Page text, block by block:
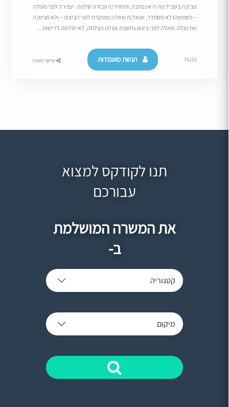
מבין/ה בשביל מה היא נכתבה, ומחזיר/ה עבודה שלמה.· עצירה לפני פעולה
– כשמשהו לא מסתדר, שואל/ת שאלה ממוקדת לפני הביצוע – ולא מגיש/ה
ואז מגלה.שאלה לפני ביצוע נחשבת אצלנו הצלחה, לא חולשה.דרישות ...
76252 הגשת מועמדות שיתוף משרה
תנו לקודקס למצוא
עבורכם
את המשרה המושלמת
ב-
קטגוריה
מיקום